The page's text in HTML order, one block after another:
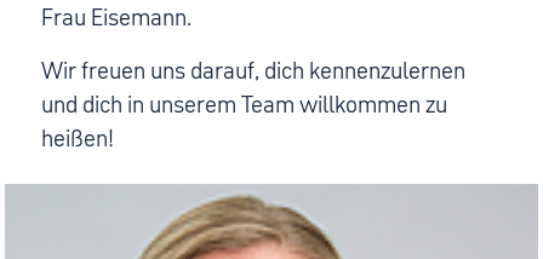
Frau Eisemann.
Wir freuen uns darauf, dich kennenzulernen
und dich in unserem Team willkommen zu
heißen!